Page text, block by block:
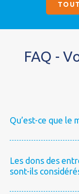
FAQ -
Qu’est-ce que le
Les dons des
sont-ils